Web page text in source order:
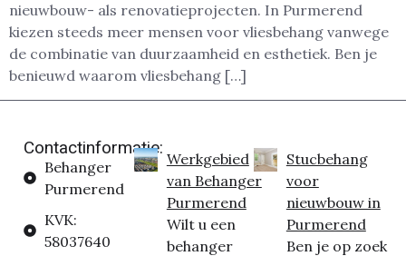
nieuwbouw- als renovatieprojecten. In Purmerend
kiezen steeds meer mensen voor vliesbehang vanwege
de combinatie van duurzaamheid en esthetiek. Ben je
benieuwd waarom vliesbehang […]
Contactinformatie:
Behanger
Purmerend
KVK:
58037640
Werkgebied
van Behanger
Purmerend
Wilt u een
behanger
Stucbehang
voor
nieuwbouw in
Purmerend
Ben je op zoek